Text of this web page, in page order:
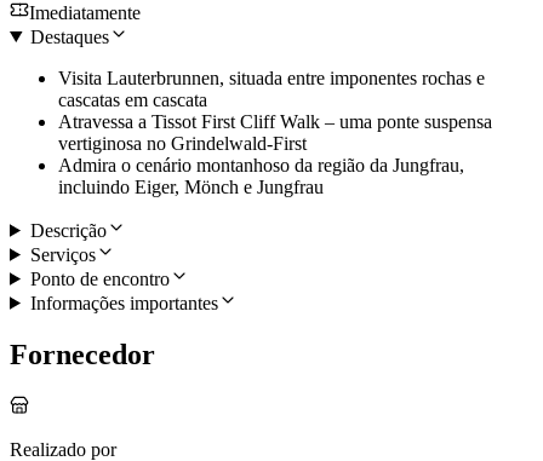
Imediatamente
Destaques
Visita Lauterbrunnen, situada entre imponentes rochas e
cascatas em cascata
Atravessa a Tissot First Cliff Walk – uma ponte suspensa
vertiginosa no Grindelwald-First
Admira o cenário montanhoso da região da Jungfrau,
incluindo Eiger, Mönch e Jungfrau
Descrição
Serviços
Ponto de encontro
Informações importantes
Fornecedor
Realizado por